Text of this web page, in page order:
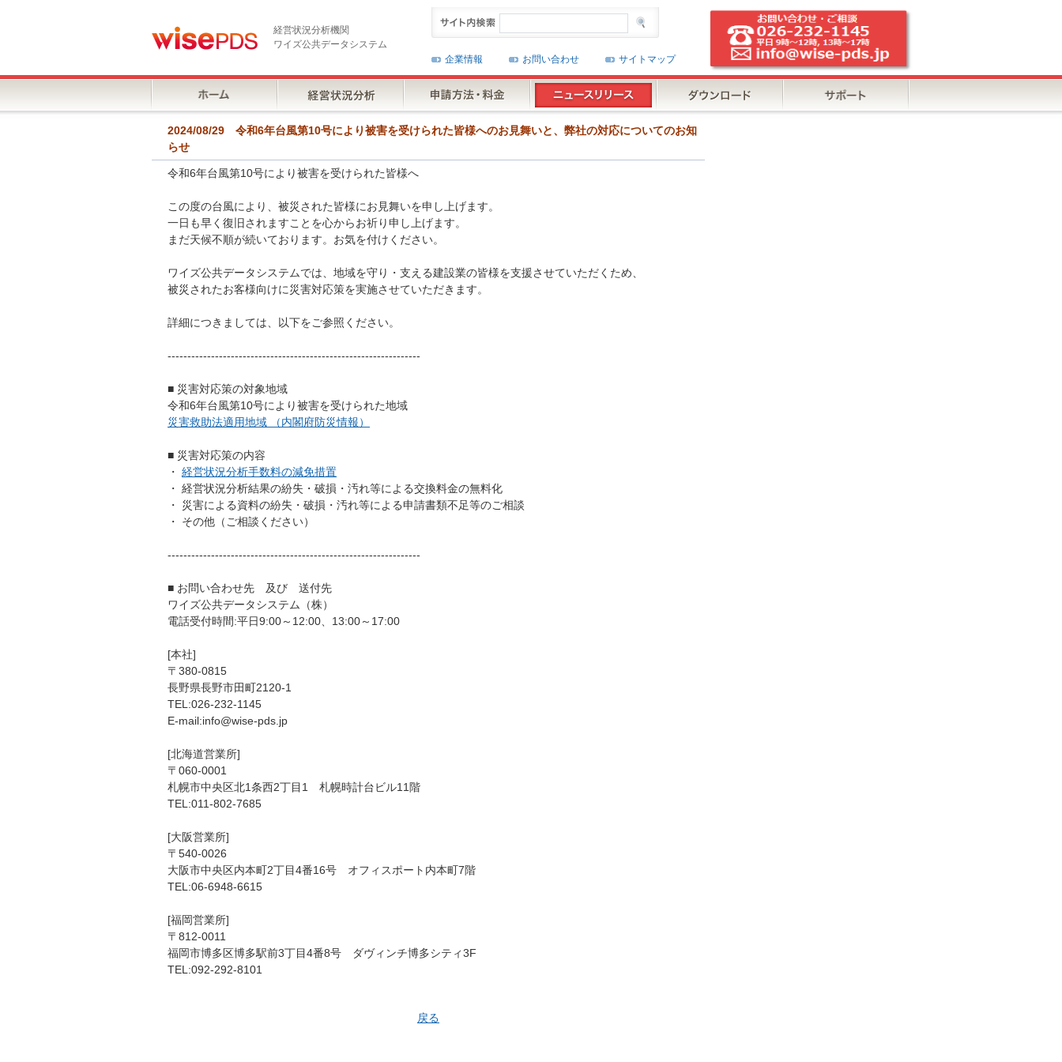
経営状況分析機関
ワイズ公共データシステム
企業情報
お問い合わせ サイトマップ
2024/08/29 令和6年台風第10号により被害を受けられた皆様へのお見舞いと、弊社の対応についてのお知
らせ
令和6年台風第10号により被害を受けられた皆様へ
この度の台風により、被災された皆様にお見舞いを申し上げます。
一日も早く復旧されますことを心からお祈り申し上げます。
まだ天候不順が続いております。お気を付けください。
ワイズ公共データシステムでは、地域を守り・支える建設業の皆様を支援させていただくため、
被災されたお客様向けに災害対応策を実施させていただきます。
詳細につきましては、以下をご参照ください。
----------------------------------------------------------------
■ 災害対応策の対象地域
令和6年台風第10号により被害を受けられた地域
災害救助法適用地域 （内閣府防災情報）
■ 災害対応策の内容
・ 経営状況分析手数料の減免措置
・ 経営状況分析結果の紛失・破損・汚れ等による交換料金の無料化
・ 災害による資料の紛失・破損・汚れ等による申請書類不足等のご相談
・ その他（ご相談ください）
----------------------------------------------------------------
■ お問い合わせ先 及び 送付先
ワイズ公共データシステム（株）
電話受付時間:平日9:00～12:00、13:00～17:00
[本社]
〒380-0815
長野県長野市田町2120-1
TEL:026-232-1145
E-mail:info@wise-pds.jp
[北海道営業所]
〒060-0001
札幌市中央区北1条西2丁目1 札幌時計台ビル11階
TEL:011-802-7685
[大阪営業所]
〒540-0026
大阪市中央区内本町2丁目4番16号 オフィスポート内本町7階
TEL:06-6948-6615
[福岡営業所]
〒812-0011
福岡市博多区博多駅前3丁目4番8号 ダヴィンチ博多シティ3F
TEL:092-292-8101
戻る